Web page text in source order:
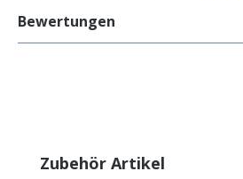
Bewertungen
Produktgalerie überspringen
Zubehör Artikel